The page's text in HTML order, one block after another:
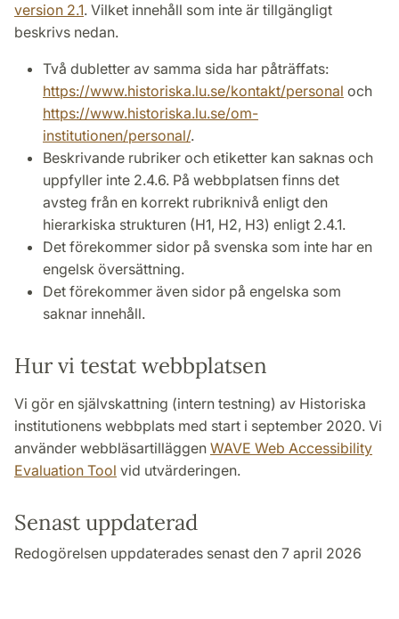
version 2.1. Vilket innehåll som inte är tillgängligt
beskrivs nedan.
Två dubletter av samma sida har påträffats:
https://www.historiska.lu.se/kontakt/personal och
https://www.historiska.lu.se/om-
institutionen/personal/.
Beskrivande rubriker och etiketter kan saknas och
uppfyller inte 2.4.6. På webbplatsen finns det
avsteg från en korrekt rubriknivå enligt den
hierarkiska strukturen (H1, H2, H3) enligt 2.4.1.
Det förekommer sidor på svenska som inte har en
engelsk översättning.
Det förekommer även sidor på engelska som
saknar innehåll.
Hur vi testat webbplatsen
Vi gör en självskattning (intern testning) av Historiska
institutionens webbplats med start i september 2020. Vi
använder webbläsartilläggen WAVE Web Accessibility
Evaluation Tool vid utvärderingen.
Senast uppdaterad
Redogörelsen uppdaterades senast den 7 april 2026